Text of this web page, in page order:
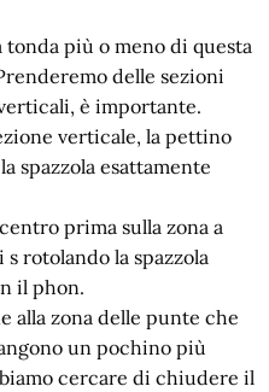
tonda più o meno di questa
delle sezioni
è importante.
verticale, la pettino
spazzola esattamente
prima sulla zona a
rotolando la spazzola
il phon.
alla zona delle punte che
un pochino più
cercare di chiudere il